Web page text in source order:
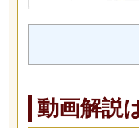
動画解説